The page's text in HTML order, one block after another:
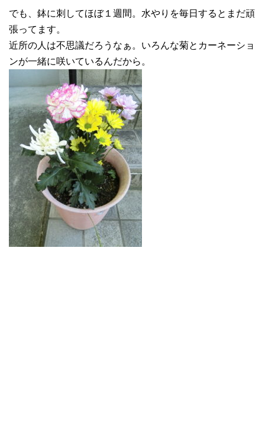
でも、鉢に刺してほぼ１週間。水やりを毎日するとまだ頑
張ってます。
近所の人は不思議だろうなぁ。いろんな菊とカーネーショ
ンが一緒に咲いているんだから。